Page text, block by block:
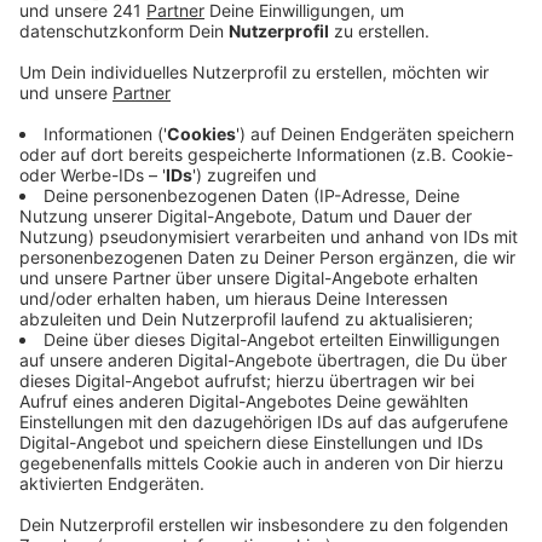
einen größeren Schaden verursacht, so die
Experten.
Veröffentlicht:Mittwoch, 03.02.2021 10:18
Anzeige
Der wirtschaftliche Schaden der Insolvenzen lag im
vergangenen Jahr bei rund 200 Millionen Euro. 1.400
Mitarbeiter habe in Leverkusen und der Region wegen
einer Insolvenz ihren Arbeitsplatz verloren, oder
müssen den Verlust fürchten. Grundsätzlich sei die
Zahl der Insolvenzen bei uns aber sogar stärker
zurückgegangen als bundesweit. Positiv ist der Trend
bei den Neugründungen. 1.800 neue Unternehmen
mehr als noch im Vorjahr melden die Experten. Ob und
absehbar, heißt es von Creditreform. Die Folgen der